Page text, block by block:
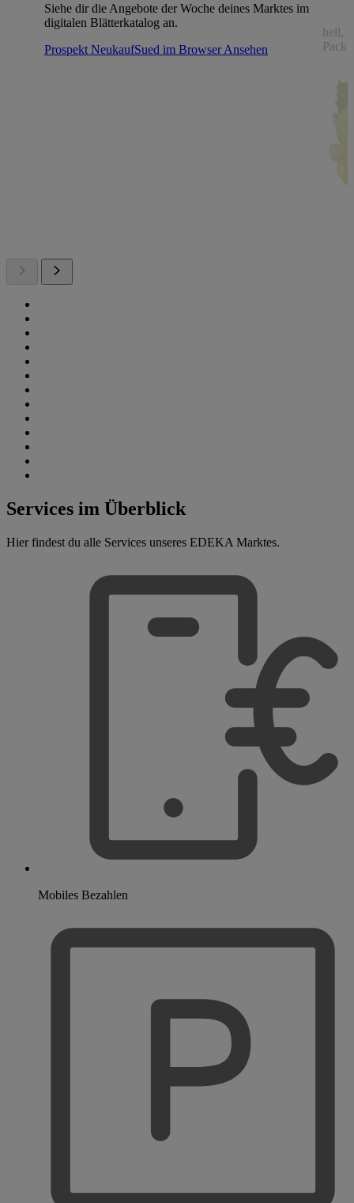
Siehe dir die Angebote der Woche deines Marktes im
digitalen Blätterkatalog an.
Prospekt NeukaufSued im BrowserAnsehen
hell,
Services im Überblick
Hier findest du alle Services unseres EDEKA Marktes.
Mobiles Bezahlen